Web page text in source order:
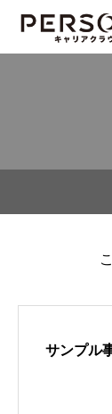
サンプル